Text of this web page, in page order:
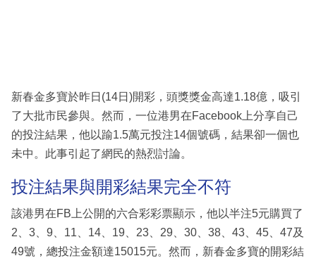
區
新春金多寶於昨日(14日)開彩，頭獎獎金高達1.18億，吸引
了大批市民參與。然而，一位港男在Facebook上分享自己
的投注結果，他以踰1.5萬元投注14個號碼，結果卻一個也
未中。此事引起了網民的熱烈討論。
投注結果與開彩結果完全不符
該港男在FB上公開的六合彩彩票顯示，他以半注5元購買了
2、3、9、11、14、19、23、29、30、38、43、45、47及
49號，總投注金額達15015元。然而，新春金多寶的開彩結